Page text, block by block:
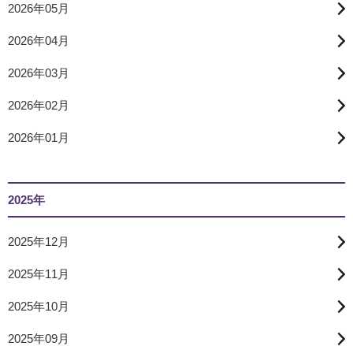
2026年05月
2026年04月
2026年03月
2026年02月
2026年01月
2025年
2025年12月
2025年11月
2025年10月
2025年09月